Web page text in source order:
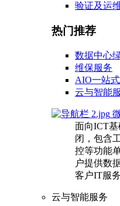
验证及运
热门推荐
数据中心
维保服务
AIO一站
云与智能
面向ICT
闭，包含
控等功能
户提供数
客户IT服
云与智能服务